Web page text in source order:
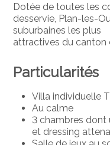
Dotée de toutes les
desservie, Plan-les-
suburbaines les plus
attractives du canton
Particularités
Villa individuelle
Au calme
3 chambres dont
et dressing